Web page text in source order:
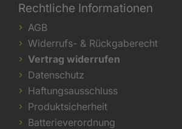
Rechtliche Informationen
AGB
Widerrufs- & Rückgaberecht
Vertrag widerrufen
Datenschutz
Haftungsausschluss
Produktsicherheit
Batterieverordnung